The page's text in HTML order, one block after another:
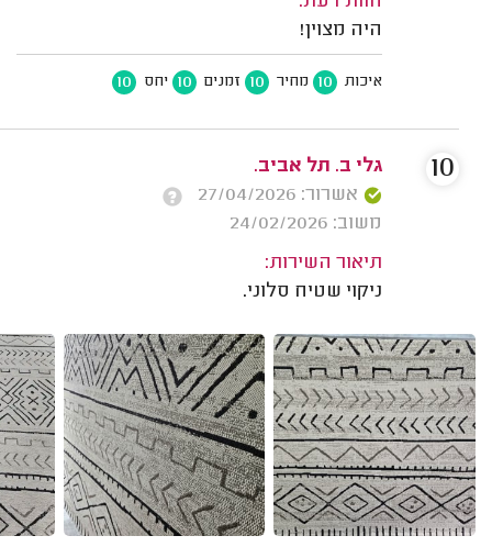
היה מצוין!
איכות 10 מחיר 10 זמנים 10 יחס 10
גלי ב. תל אביב.
אשרור: 27/04/2026
משוב: 24/02/2026
תיאור השירות:
ניקוי שטיח סלוני.
10